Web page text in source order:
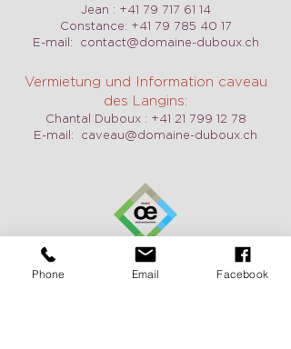
Jean : +41 79 717 61 14
Constance: +41 79 785 40 17
E-mail:
contact@domaine-duboux.ch
Vermietung und Information caveau
des Langins:
Chantal Duboux : +41 21 799 12 78
E-mail: caveau@domaine-duboux.ch
Öffnungszeit
Phone Email Facebook